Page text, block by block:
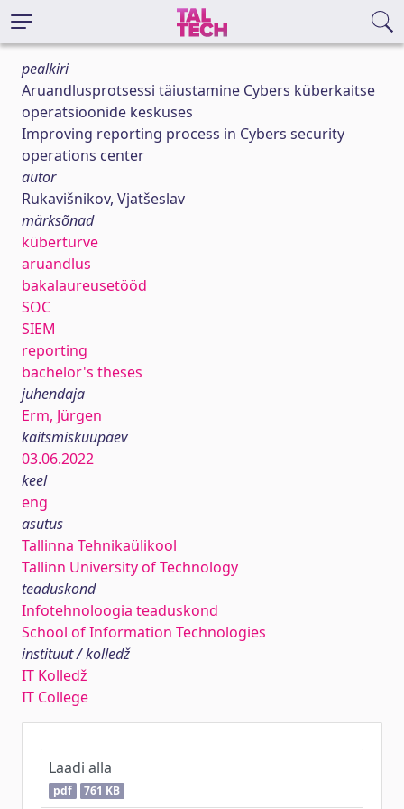
pealkiri
Aruandlusprotsessi täiustamine Cybers küberkaitse
operatsioonide keskuses
Improving reporting process in Cybers security
operations center
autor
Rukavišnikov, Vjatšeslav
märksõnad
küberturve
aruandlus
bakalaureusetööd
SOC
SIEM
reporting
bachelor's theses
juhendaja
Erm, Jürgen
kaitsmiskuupäev
03.06.2022
keel
eng
asutus
Tallinna Tehnikaülikool
Tallinn University of Technology
teaduskond
Infotehnoloogia teaduskond
School of Information Technologies
instituut / kolledž
IT Kolledž
IT College
Laadi alla
pdf 761 KB